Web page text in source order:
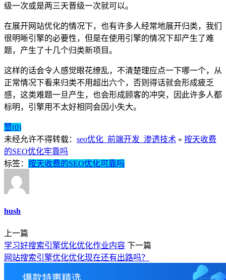
级一次或是两三天晋级一次就可以。
在展开网站优化的情况下，也有许多人经常地展开归类，我们
很明晰引擎的必要性，但是在使用引擎的情况下却产生了难
题，产生了十几个归类新项目。
这样的话会令人感觉眼花缭乱，不清楚理应点一下哪一个，从
正常情况下看来归类不用超出六个，否则得话就会形成疲乏
感，这类难题一旦产生，也会形成顾客的冲突，因此许多人都
标明，引擎用不太好相同会因小失大。
赞(0)
未经允许不得转载： seo优化_前端开发_渗透技术 » 按天收费
的SEO优化牢靠吗
标签： 按天收费的SEO优化可靠吗
hush
上一篇
学习好搜索引擎优化优化作业内容 下一篇
网站搜索引擎优化优化现在还有出路吗？